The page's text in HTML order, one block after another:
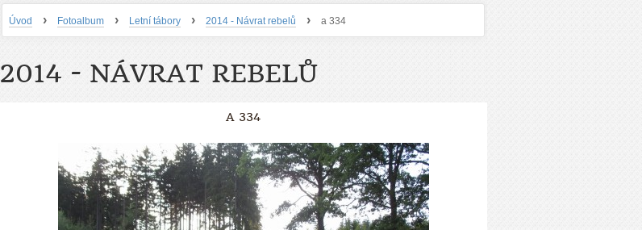
Úvod › Fotoalbum › Letní tábory › 2014 - Návrat rebelů › a 334
2014 - NÁVRAT REBELŮ
A 334